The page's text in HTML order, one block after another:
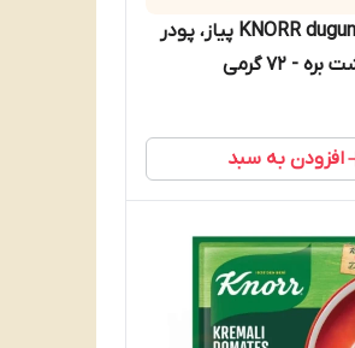
سوپ آماده KNORR dugun پیاز، پودر
- 72 گرمی
افزودن به سبد